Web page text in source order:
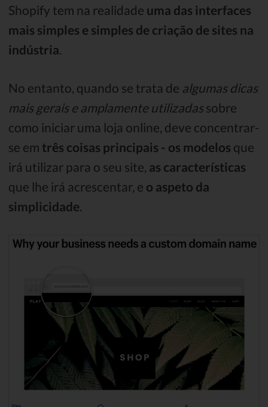
Shopify tem na realidade uma das interfaces
mais simples e simples de criação de sites na
indústria.
No entanto, quando se trata de algumas dicas
mais gerais e amplamente utilizadassobre
como iniciar uma loja online, deve concentrar-
se em três coisas principais - os modelos que
irá utilizar para o seu site, as características
que lhe irá acrescentar, e o aspeto da
simplicidade.